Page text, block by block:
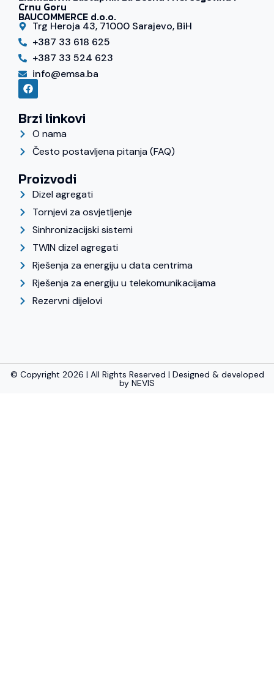
Crnu Goru
BAUCOMMERCE d.o.o.
Trg Heroja 43, 71000 Sarajevo, BiH
+387 33 618 625
+387 33 524 623
info@emsa.ba
Brzi linkovi
O nama
Često postavljena pitanja (FAQ)
Proizvodi
Dizel agregati
Tornjevi za osvjetljenje
Sinhronizacijski sistemi
TWIN dizel agregati
Rješenja za energiju u data centrima
Rješenja za energiju u telekomunikacijama
Rezervni dijelovi
© Copyright 2026 | All Rights Reserved | Designed & developed
by NEVIS